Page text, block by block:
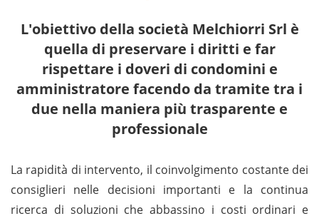
L'obiettivo della società Melchiorri Srl è
quella di preservare i diritti e far
rispettare i doveri di condomini e
amministratore facendo da tramite tra i
due nella maniera più trasparente e
professionale
La rapidità di intervento, il coinvolgimento costante dei
consiglieri nelle decisioni importanti e la continua
ricerca di soluzioni che abbassino i costi ordinari e